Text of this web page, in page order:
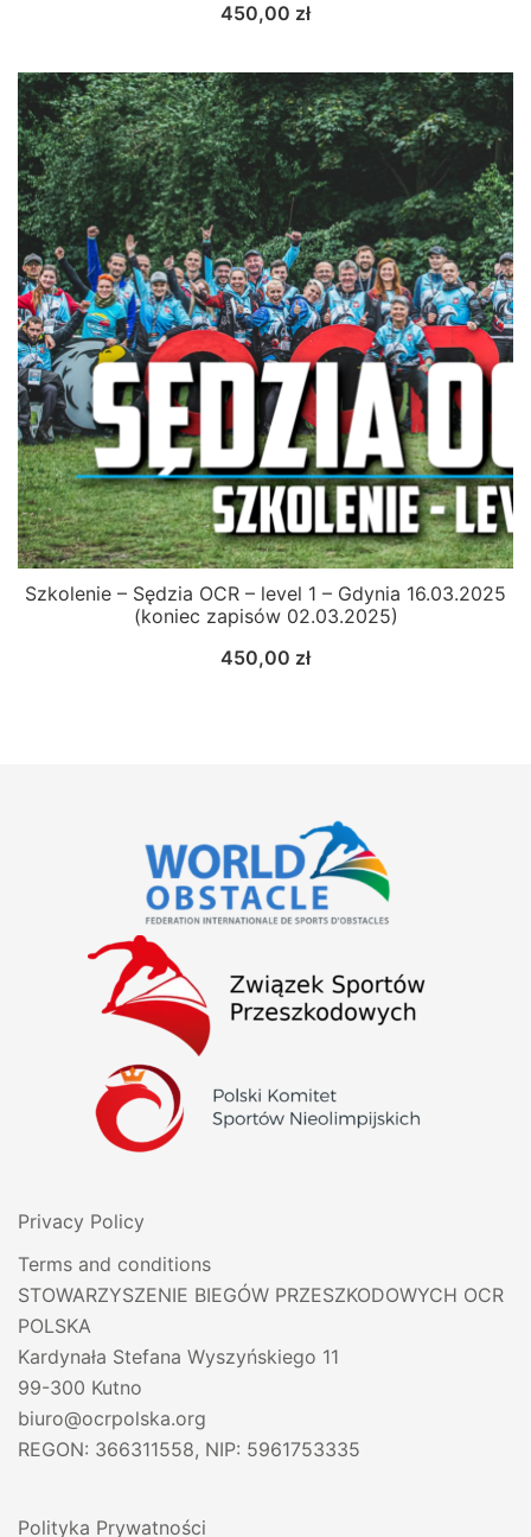
450,00 zł
Szkolenie – Sędzia OCR – level 1 – Gdynia 16.03.2025
(koniec zapisów 02.03.2025)
450,00 zł
Privacy Policy
Terms and conditions
STOWARZYSZENIE BIEGÓW PRZESZKODOWYCH OCR
POLSKA
Kardynała Stefana Wyszyńskiego 11
99-300 Kutno
biuro@ocrpolska.org
REGON: 366311558, NIP: 5961753335
Polityka Prywatności